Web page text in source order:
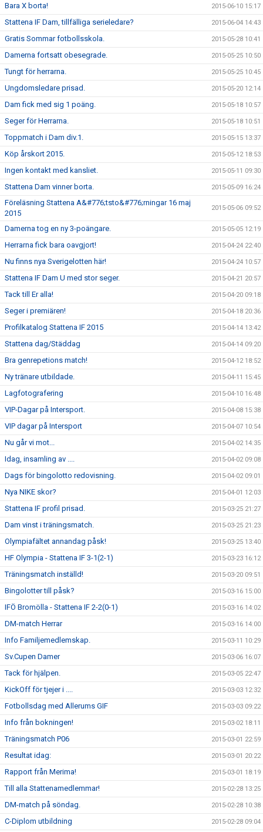
Bara X borta! 2015-06-10 15:17
Stattena IF Dam, tillfälliga serieledare? 2015-06-04 14:43
Gratis Sommar fotbollsskola. 2015-05-28 10:41
Damerna fortsatt obesegrade. 2015-05-25 10:50
Tungt för herrarna. 2015-05-25 10:45
Ungdomsledare prisad. 2015-05-20 12:14
Dam fick med sig 1 poäng. 2015-05-18 10:57
Seger för Herrarna. 2015-05-18 10:51
Toppmatch i Dam div.1. 2015-05-15 13:37
Köp årskort 2015. 2015-05-12 18:53
Ingen kontakt med kansliet. 2015-05-11 09:30
Stattena Dam vinner borta. 2015-05-09 16:24
Föreläsning Stattena A&#776;tsto&#776;rningar 16 maj
2015
2015-05-06 09:52
Damerna tog en ny 3-poängare. 2015-05-05 12:19
Herrarna fick bara oavgjort! 2015-04-24 22:40
Nu finns nya Sverigelotten här! 2015-04-24 10:57
Stattena IF Dam U med stor seger. 2015-04-21 20:57
Tack till Er alla! 2015-04-20 09:18
Seger i premiären! 2015-04-18 20:36
Profilkatalog Stattena IF 2015 2015-04-14 13:42
Stattena dag/Städdag 2015-04-14 09:20
Bra genrepetions match! 2015-04-12 18:52
Ny tränare utbildade. 2015-04-11 15:45
Lagfotografering 2015-04-10 16:48
VIP-Dagar på Intersport. 2015-04-08 15:38
VIP dagar på Intersport 2015-04-07 10:54
Nu går vi mot... 2015-04-02 14:35
Idag, insamling av .... 2015-04-02 09:08
Dags för bingolotto redovisning. 2015-04-02 09:01
Nya NIKE skor? 2015-04-01 12:03
Stattena IF profil prisad. 2015-03-25 21:27
Dam vinst i träningsmatch. 2015-03-25 21:23
Olympiafältet annandag påsk! 2015-03-25 13:40
HF Olympia - Stattena IF 3-1(2-1) 2015-03-23 16:12
Träningsmatch inställd! 2015-03-20 09:51
Bingolotter till påsk? 2015-03-16 15:00
IFÖ Bromölla - Stattena IF 2-2(0-1) 2015-03-16 14:02
DM-match Herrar 2015-03-16 14:00
Info Familjemedlemskap. 2015-03-11 10:29
Sv.Cupen Damer 2015-03-06 16:07
Tack för hjälpen. 2015-03-05 22:47
KickOff för tjejer i .... 2015-03-03 12:32
Fotbollsdag med Allerums GIF 2015-03-03 09:22
Info från bokningen! 2015-03-02 18:11
Träningsmatch P06 2015-03-01 22:59
Resultat idag: 2015-03-01 20:22
Rapport från Merima! 2015-03-01 18:19
Till alla Stattenamedlemmar! 2015-02-28 13:25
DM-match på söndag. 2015-02-28 10:38
C-Diplom utbildning 2015-02-28 09:04